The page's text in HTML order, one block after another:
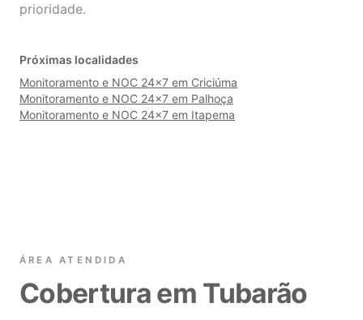
prioridade.
Próximas localidades
Monitoramento e NOC 24×7 em Criciúma
Monitoramento e NOC 24×7 em Palhoça
Monitoramento e NOC 24×7 em Itapema
ÁREA ATENDIDA
Cobertura em Tubarão